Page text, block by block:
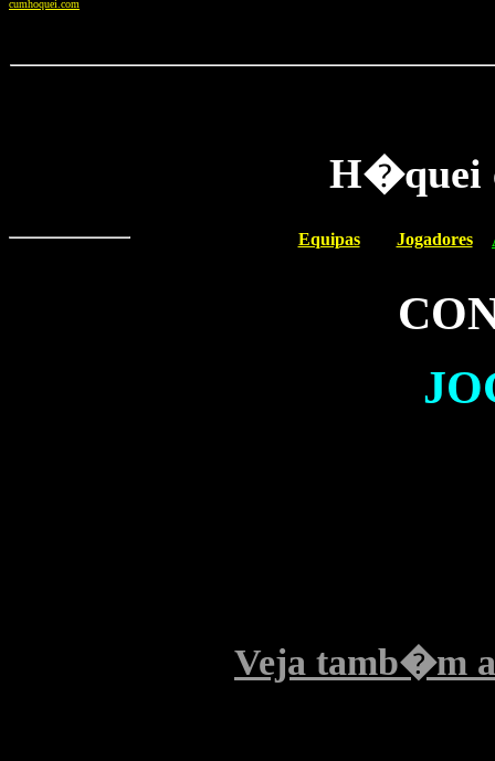
cumhoquei.com
H�quei
Equipas Jogadores
Veja tamb�m